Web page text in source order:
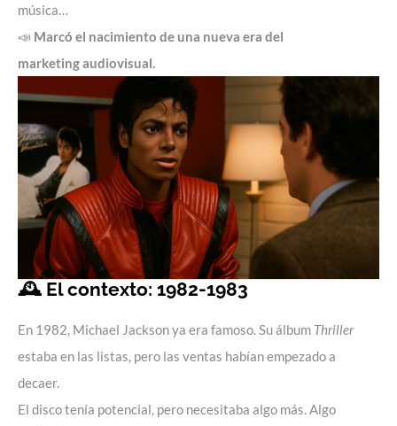
música…
📣 Marcó el nacimiento de una nueva era del
marketing audiovisual
🕰️ El contexto: 1982-1983
En 1982, Michael Jackson ya era famoso. Su álbum Thriller
estaba en las listas, pero las ventas habían empezado a
decaer.
El disco tenía potencial, pero necesitaba algo más. Algo